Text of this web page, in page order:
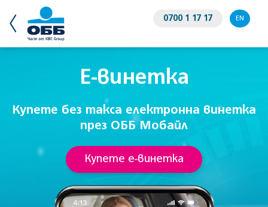
0700 1 17 17 EN
Е-винетка
Купете без такса електронна винетка
през ОББ Мобайл
Купете е-винетка